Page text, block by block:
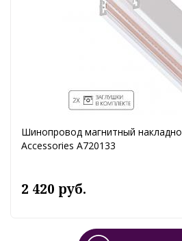
Шинопровод магнитный
Accessories A720133
2 420 руб.